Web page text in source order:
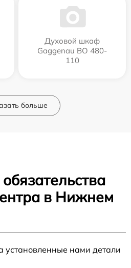
Духовой шкаф
Gaggenau BO 480-
110
больше
в Нижнем
установленные нами детали